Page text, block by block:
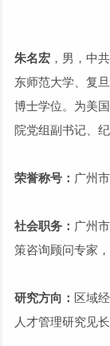
朱名宏 ，男，中
东师范大学、复
博士学位。为美
院党组副书记、
荣誉称号： 广州
社会职务： 广州
策咨询顾问专家
研究方向： 区域
人才管理研究见长